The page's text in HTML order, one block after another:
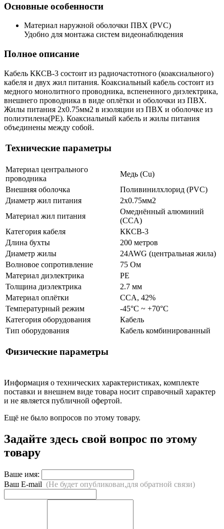
Основные особенности
Материал наружной оболочки ПВХ (PVC)
Удобно для монтажа систем видеонаблюдения
Полное описание
Кабель ККСВ-3 состоит из радиочастотного (коаксиального)
кабеля и двух жил питания. Коаксиальный кабель состоит из
медного монолитного проводника, вспененного диэлектрика,
внешнего проводника в виде оплётки и оболочки из ПВХ.
Жилы питания 2х0.75мм2 в изоляции из ПВХ и оболочке из
полиэтилена(PE). Коаксиальный кабель и жилы питания
объединены между собой.
Технические параметры
Материал центрального
проводника
Медь (Cu)
Внешняя оболочка
Поливинилхлорид (PVC)
Диаметр жил питания
2x0.75мм2
Материал жил питания
Омеднённый алюминий
(CCA)
Категория кабеля
ККСВ-3
Длина бухты
200 метров
Диаметр жилы
24AWG (центральная жила)
Волновое сопротивление
75 Ом
Материал диэлектрика
PE
Толщина диэлектрика
2.7 мм
Материал оплётки
CCA, 42%
Температурный режим
-45°С ~ +70°С
Категория оборудования
Кабель
Тип оборудования
Кабель комбинированный
Физические параметры
Информация о технических характеристиках, комплекте
поставки и внешнем виде товара носит справочный характер
и не является публичной офертой.
Ещё не было вопросов по этому товару.
Задайте здесь свой вопрос по этому
товару
Ваше имя:
Ваш E-mail (Не будет опубликован,для обратной связи)